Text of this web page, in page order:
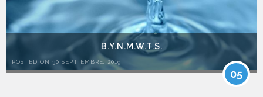
B.Y.N.M.W.T.S.
POSTED ON 30 SEPTIEMBRE, 2019
05